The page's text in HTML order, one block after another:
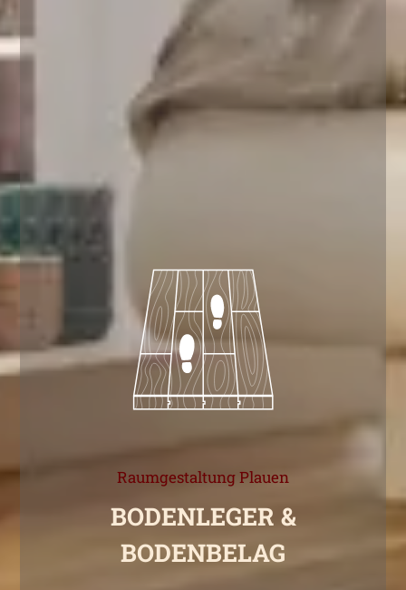
Raumgestaltung Plauen
BODENLEGER &
BODENBELAG